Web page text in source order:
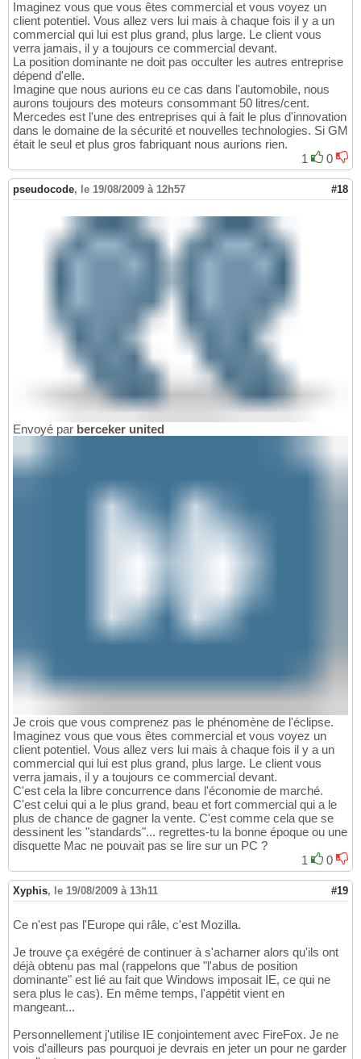
Imaginez vous que vous êtes commercial et vous voyez un
client potentiel. Vous allez vers lui mais à chaque fois il y a un
commercial qui lui est plus grand, plus large. Le client vous
verra jamais, il y a toujours ce commercial devant.
La position dominante ne doit pas occulter les autres entreprise
dépend d'elle.
Imagine que nous aurions eu ce cas dans l'automobile, nous
aurons toujours des moteurs consommant 50 litres/cent.
Mercedes est l'une des entreprises qui à fait le plus d'innovation
dans le domaine de la sécurité et nouvelles technologies. Si GM
était le seul et plus gros fabriquant nous aurions rien.
1
0
pseudocode, le 19/08/2009 à 12h57 #18
Envoyé par berceker united
Je crois que vous comprenez pas le phénomène de l'éclipse.
Imaginez vous que vous êtes commercial et vous voyez un
client potentiel. Vous allez vers lui mais à chaque fois il y a un
commercial qui lui est plus grand, plus large. Le client vous
verra jamais, il y a toujours ce commercial devant.
C'est cela la libre concurrence dans l'économie de marché.
C'est celui qui a le plus grand, beau et fort commercial qui a le
plus de chance de gagner la vente. C'est comme cela que se
dessinent les "standards"... regrettes-tu la bonne époque ou une
disquette Mac ne pouvait pas se lire sur un PC ?
1
0
Xyphis, le 19/08/2009 à 13h11 #19
Ce n'est pas l'Europe qui râle, c'est Mozilla.
Je trouve ça exégéré de continuer à s'acharner alors qu'ils ont
déjà obtenu pas mal (rappelons que "l'abus de position
dominante" est lié au fait que Windows imposait IE, ce qui ne
sera plus le cas). En même temps, l'appétit vient en
mangeant...
Personnellement j'utilise IE conjointement avec FireFox. Je ne
vois d'ailleurs pas pourquoi je devrais en jeter un pour ne garder